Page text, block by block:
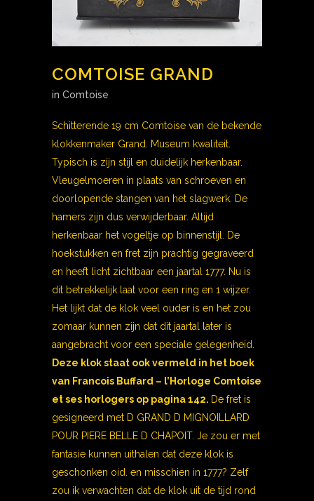
COMTOISE GRAND
in Comtoise
Schitterende 19 cm Comtoise van de bekende
klokkenmaker Grand. Museum kwaliteit.
Typisch is zijn stijl en duidelijk herkenbaar.
Vleugelmoeren in plaats van schroeven en
doorlopende stangen van het slagwerk. De
hamers zijn dus verwijderbaar. Altijd
herkenbaar het vogeltje op binnenstijl. De
hoekstukken en fret zijn prachtig gegraveerd
en heeft licht zichtbaar een jaartal 1777. Nu is
dit betrekkelijk laat voor een ring en 1 wijzer.
Het lijkt dat de klok veel ouder is en het zou
zomaar kunnen zijn dat dit jaartal later is
aangebracht voor een speciale gelegenheid.
Deze klok staat ook vermeld in het boek
van Francois Buffard – l’Horloge Comtoise
et ses horlogers op pagina 142. De fret is
gesigneerd met D GRAND D MIGNOILLARD
POUR PIERE BELLE D CHAPOIT. Je zou er met
fantasie kunnen uithalen dat deze klok is
geschonken oid. en misschien in 1777? Zelf
zou ik verwachten dat de klok uit de tijd rond